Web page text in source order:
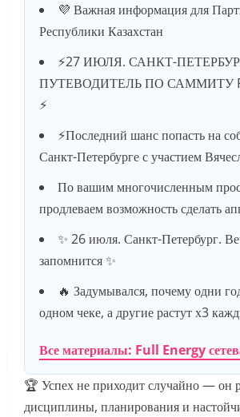
💜 Важная информация для
Республики Казахстан
⚡️27 ИЮЛЯ. САНКТ-
ПУТЕВОДИТЕЛЬ ПО САММИТУ
⚡️
⚡️Последний шанс попасть на
Санкт-Петербурге с участием
По вашим многочисленным
продлеваем возможность сделать
✨ 26 июля. Санкт-Петербург.
запомнится ✨
🔥 Задумывался, почему одни
одном чеке, а другие растут х3
Все материалы: Full Energy
🏆 Успех не приходит случайно — он
дисциплины, планирования и